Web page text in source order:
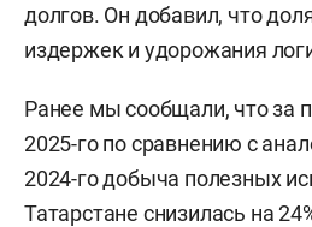
долгов. Он добавил, что
издержек и удорожания
Ранее мы сообщали, что за
2025-го по сравнению с
2024-го добыча полезных
Татарстане снизилась на